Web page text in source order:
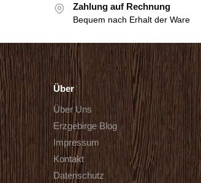
Zahlung auf Rechnung
Bequem nach Erhalt der Ware
Über
Über Uns
Erzgebirge Blog
Impressum
Kontakt
Datenschutz